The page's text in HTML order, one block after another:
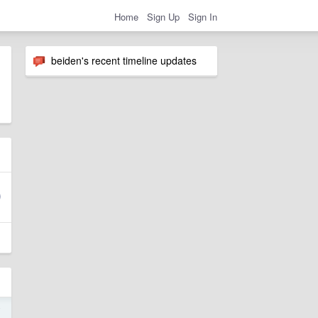
Home Sign Up Sign In
beiden's recent timeline updates